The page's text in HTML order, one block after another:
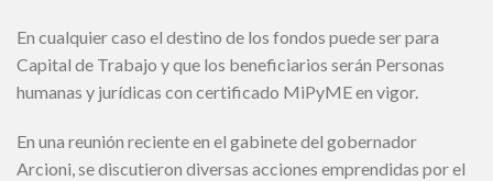
En cualquier caso el destino de los fondos puede ser para
Capital de Trabajo y que los beneficiarios serán Personas
humanas y jurídicas con certificado MiPyME en vigor.
En una reunión reciente en el gabinete del gobernador
Arcioni, se discutieron diversas acciones emprendidas por el